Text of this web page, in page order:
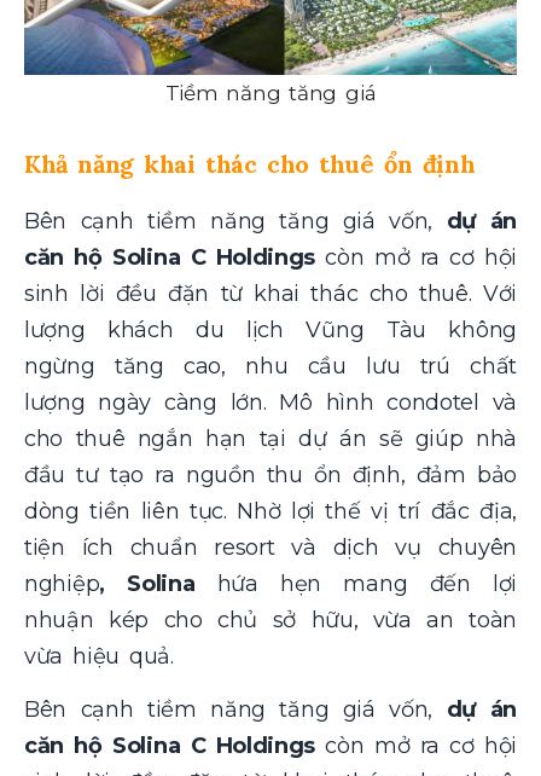
Tiềm năng tăng giá
Khả năng khai thác cho thuê ổn định
Bên cạnh tiềm năng tăng giá vốn, dự án
căn hộ Solina C Holdings còn mở ra cơ hội
sinh lời đều đặn từ khai thác cho thuê. Với
lượng khách du lịch Vũng Tàu không
ngừng tăng cao, nhu cầu lưu trú chất
lượng ngày càng lớn. Mô hình condotel và
cho thuê ngắn hạn tại dự án sẽ giúp nhà
đầu tư tạo ra nguồn thu ổn định, đảm bảo
dòng tiền liên tục. Nhờ lợi thế vị trí đắc địa,
tiện ích chuẩn resort và dịch vụ chuyên
nghiệp, Solina hứa hẹn mang đến lợi
nhuận kép cho chủ sở hữu, vừa an toàn
vừa hiệu quả.
Bên cạnh tiềm năng tăng giá vốn, dự án
căn hộ Solina C Holdings còn mở ra cơ hội